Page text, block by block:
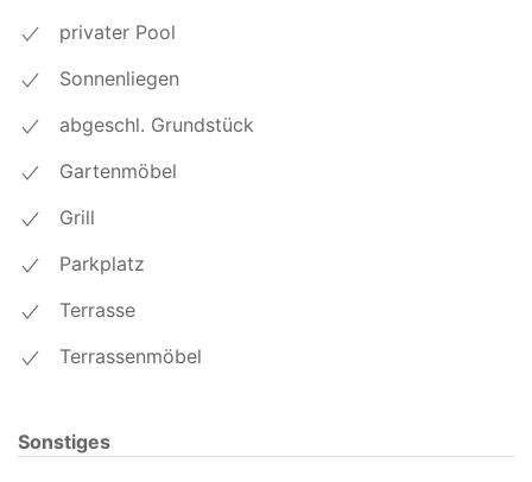
privater Pool
Sonnenliegen
abgeschl. Grundstück
Gartenmöbel
Grill
Parkplatz
Terrasse
Terrassenmöbel
Sonstiges